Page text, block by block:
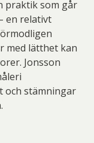
praktik som går
en relativt
med lätthet kan
Jonsson
och stämningar